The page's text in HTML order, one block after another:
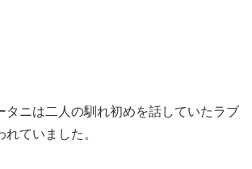
タニは二人の馴れ初めを話していたラブ
ていました。